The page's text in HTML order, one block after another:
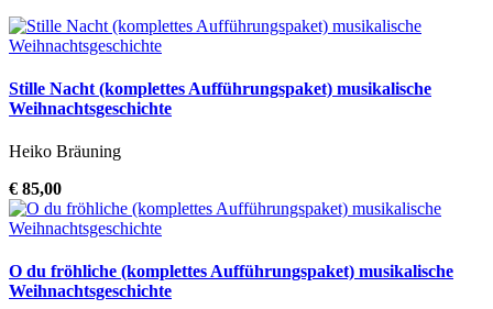
Stille Nacht (komplettes Aufführungspaket) musikalische
Weihnachtsgeschichte
Heiko Bräuning
€ 85,00
O du fröhliche (komplettes Aufführungspaket) musikalische
Weihnachtsgeschichte